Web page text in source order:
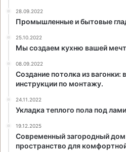
28.09.2022
Промышленные и бытовые
25.10.2022
Мы создаем кухню вашей
08.09.2022
Создание потолка из вагонки:
инструкции по монтажу.
24.11.2022
Укладка теплого пола под
19.12.2025
Современный загородный дом
пространство для